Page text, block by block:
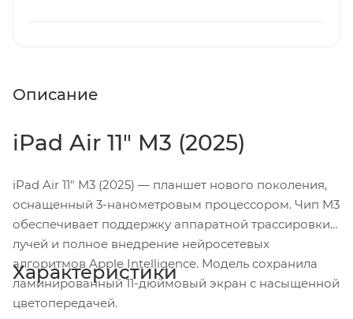
Описание
iPad Air 11" M3 (2025)
iPad Air 11" M3 (2025) — планшет нового поколения,
оснащенный 3-нанометровым процессором. Чип M3
обеспечивает поддержку аппаратной трассировки
лучей и полное внедрение нейросетевых
алгоритмов Apple Intelligence. Модель сохранила
ламинированный 11-дюймовый экран с насыщенной
цветопередачей.
Характеристики